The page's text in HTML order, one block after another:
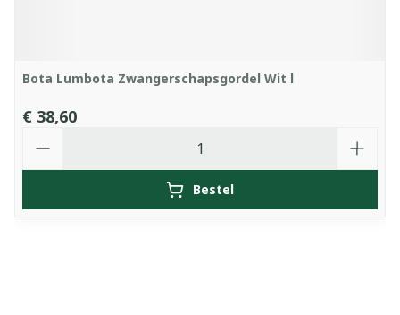
Bota Lumbota Zwangerschapsgordel Wit l
€ 38,60
Bestel